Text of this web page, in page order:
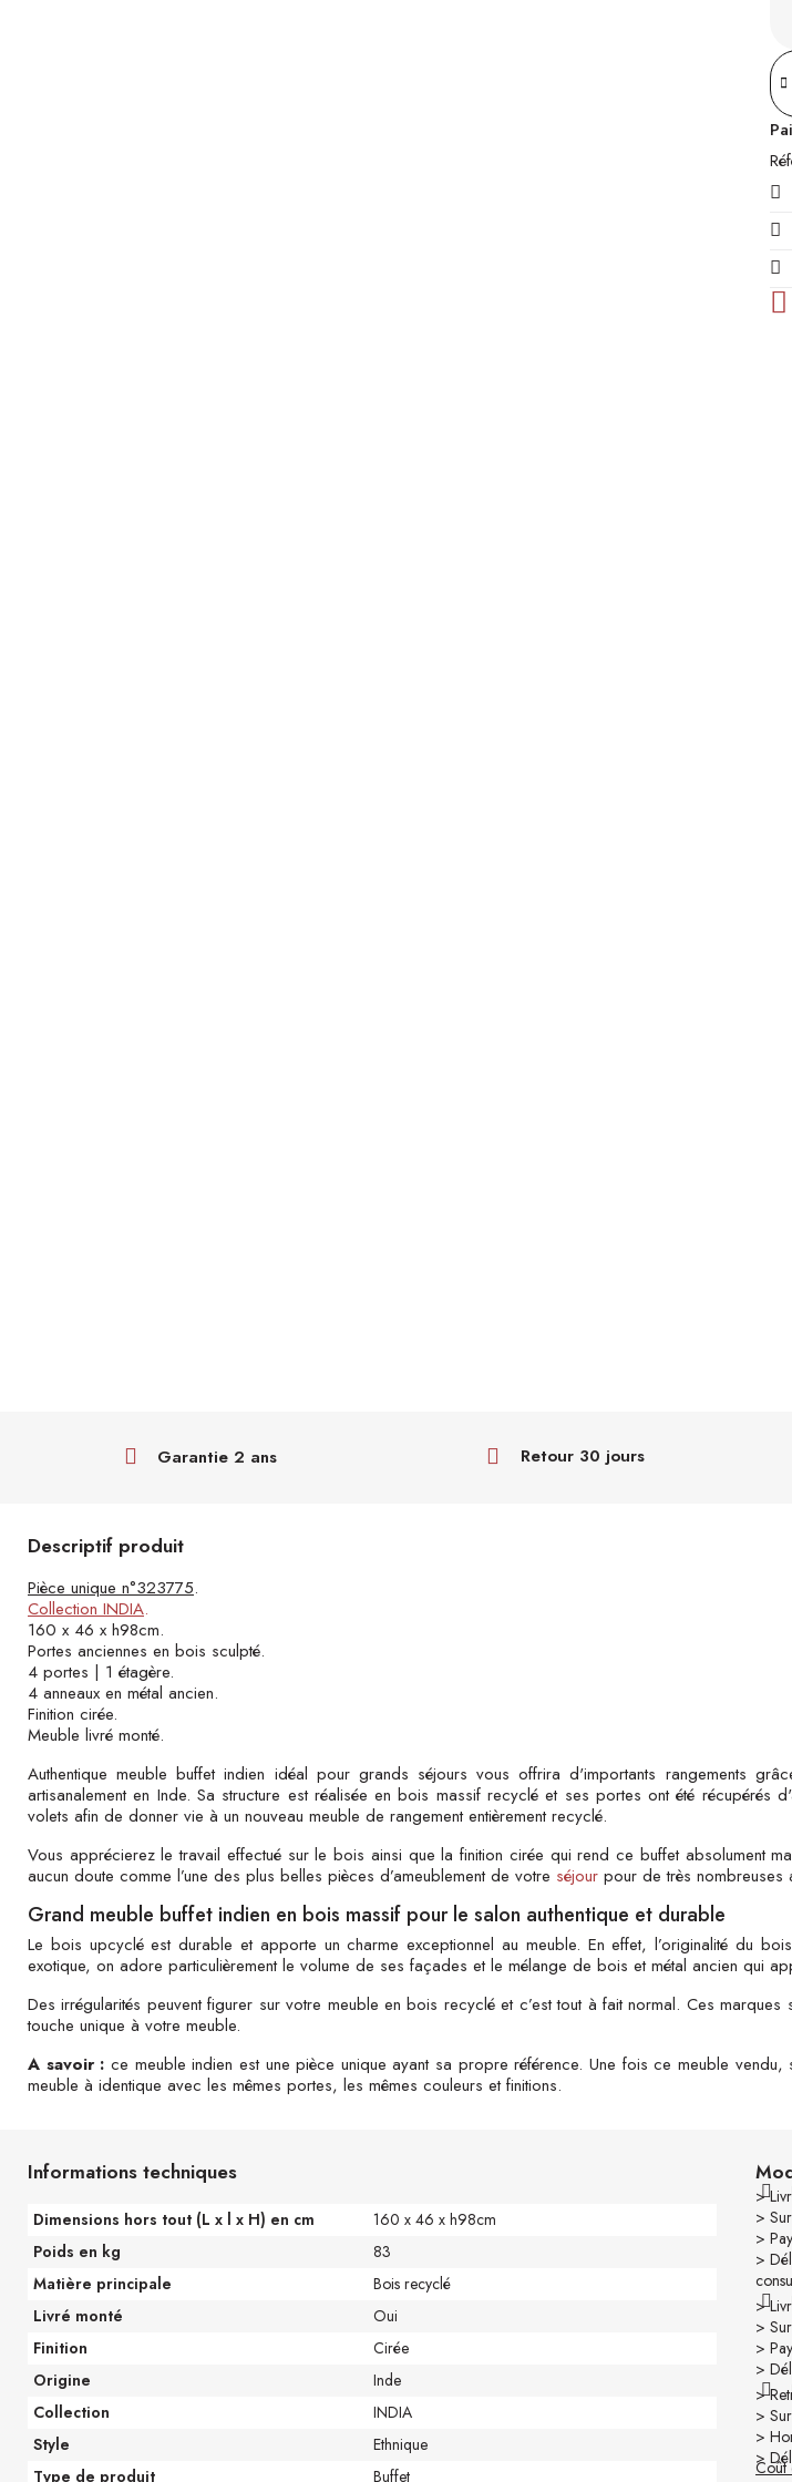
Garantie 2 ans Retour 30 jours
Descriptif produit
Pièce unique n°323775.
Collection INDIA.
160 x 46 x h98cm.
Portes anciennes en bois sculpté.
4 portes | 1 étagère.
4 anneaux en métal ancien.
Finition cirée.
Meuble livré monté.
Authentique meuble buffet indien idéal pour grands séjours vous offrira d'importants rangements
artisanalement en Inde. Sa structure est réalisée en bois massif recyclé et ses portes ont été
volets afin de donner vie à un nouveau meuble de rangement entièrement recyclé.
Vous apprécierez le travail effectué sur le bois ainsi que la finition cirée qui rend ce buffet absolument
aucun doute comme l’une des plus belles pièces d’ameublement de votre séjour pour de très nombreuses
Grand meuble buffet indien en bois massif pour le salon authentique et durable
Le bois upcyclé est durable et apporte un charme exceptionnel au meuble. En effet, l’originalité du
exotique, on adore particulièrement le volume de ses façades et le mélange de bois et métal ancien qui
Des irrégularités peuvent figurer sur votre meuble en bois recyclé et c’est tout à fait normal. Ces
touche unique à votre meuble.
A savoir : ce meuble indien est une pièce unique ayant sa propre référence. Une fois ce meuble
meuble à identique avec les mêmes portes, les mêmes couleurs et finitions.
Informations techniques
Dimensions hors tout (L x l x H) en cm
160 x 46 x h98cm
Poids en kg
83
Matière principale
Bois recyclé
Livré monté
Oui
Finition
Cirée
Origine
Inde
Collection
INDIA
Style
Ethnique
Type de produit
Buffet
>
>
>
>
>
>
>
>
>
>
>
>
Coût